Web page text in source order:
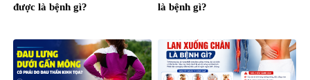
được là bệnh gì?
là bệnh gì?